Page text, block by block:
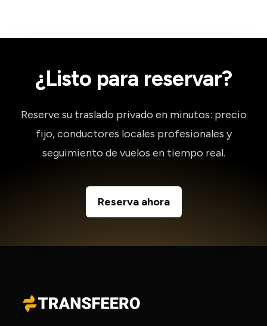
¿Listo para reservar?
Reserve su traslado privado en minutos: precio
fijo, conductores locales profesionales y
seguimiento de vuelos en tiempo real.
Reserva ahora